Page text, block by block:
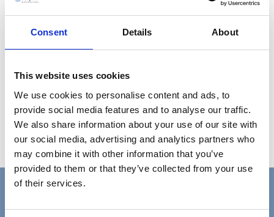
Consent Details About
This website uses cookies
We use cookies to personalise content and ads, to
provide social media features and to analyse our traffic.
We also share information about your use of our site with
our social media, advertising and analytics partners who
may combine it with other information that you’ve
provided to them or that they’ve collected from your use
of their services.
base di carbomero per la cura fisiologia, protezione e
umidificazione dell'occhio
Cetrimide
Catalogo
Vuoi saperne di più?